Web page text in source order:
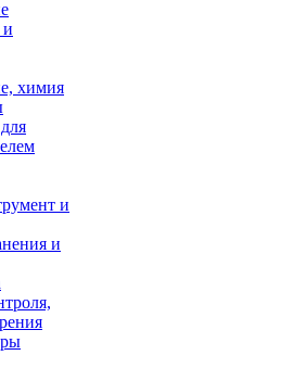
и
химия
и
и